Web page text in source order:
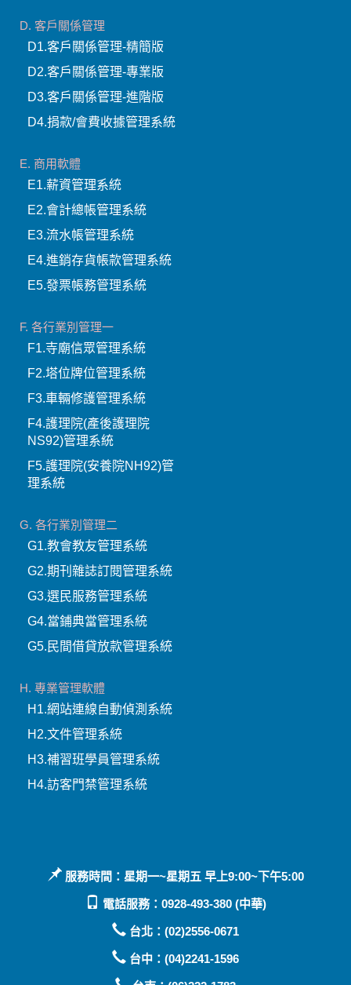
E2.會計總帳管理系統
E3.流水帳管理系統
E4.進銷存貨帳款管理系統
E5.發票帳務管理系統
F. 各行業別管理一
F1.寺廟信眾管理系統
F2.塔位牌位管理系統
F3.車輛修護管理系統
F4.護理院(產後護理院
NS92)管理系統
F5.護理院(安養院NH92)管
G. 各行業別管理二
G1.教會教友管理系統
G2.期刊雜誌訂閱管理系統
G3.選民服務管理系統
G4.當鋪典當管理系統
G5.民間借貸放款管理系統
H. 專業管理軟體
H1.網站連線自動偵測系統
H2.文件管理系統
H3.補習班學員管理系統
H4.訪客門禁管理系統
服務時間：星期一~星期五 早上9:00~下午5:00
電話服務：0928-493-380 (中華)
台北：(02)2556-0671
台中：(04)2241-1596
LINE ID：@LTE7317Q